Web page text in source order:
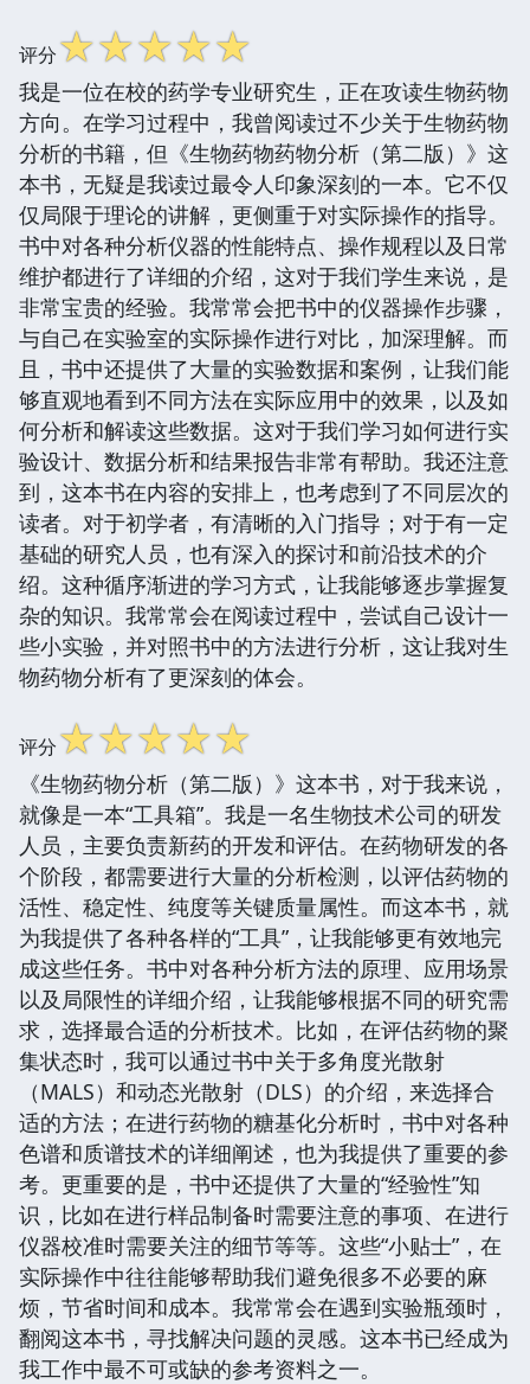
评分☆☆☆☆☆
我是一位在校的药学专业研究生，正在攻读生物药物
方向。在学习过程中，我曾阅读过不少关于生物药物
分析的书籍，但《生物药物药物分析（第二版）》这
本书，无疑是我读过最令人印象深刻的一本。它不仅
仅局限于理论的讲解，更侧重于对实际操作的指导。
书中对各种分析仪器的性能特点、操作规程以及日常
维护都进行了详细的介绍，这对于我们学生来说，是
非常宝贵的经验。我常常会把书中的仪器操作步骤，
与自己在实验室的实际操作进行对比，加深理解。而
且，书中还提供了大量的实验数据和案例，让我们能
够直观地看到不同方法在实际应用中的效果，以及如
何分析和解读这些数据。这对于我们学习如何进行实
验设计、数据分析和结果报告非常有帮助。我还注意
到，这本书在内容的安排上，也考虑到了不同层次的
读者。对于初学者，有清晰的入门指导；对于有一定
基础的研究人员，也有深入的探讨和前沿技术的介
绍。这种循序渐进的学习方式，让我能够逐步掌握复
杂的知识。我常常会在阅读过程中，尝试自己设计一
些小实验，并对照书中的方法进行分析，这让我对生
物药物分析有了更深刻的体会。
评分☆☆☆☆☆
《生物药物分析（第二版）》这本书，对于我来说，
就像是一本“工具箱”。我是一名生物技术公司的研发
人员，主要负责新药的开发和评估。在药物研发的各
个阶段，都需要进行大量的分析检测，以评估药物的
活性、稳定性、纯度等关键质量属性。而这本书，就
为我提供了各种各样的“工具”，让我能够更有效地完
成这些任务。书中对各种分析方法的原理、应用场景
以及局限性的详细介绍，让我能够根据不同的研究需
求，选择最合适的分析技术。比如，在评估药物的聚
集状态时，我可以通过书中关于多角度光散射
（MALS）和动态光散射（DLS）的介绍，来选择合
适的方法；在进行药物的糖基化分析时，书中对各种
色谱和质谱技术的详细阐述，也为我提供了重要的参
考。更重要的是，书中还提供了大量的“经验性”知
识，比如在进行样品制备时需要注意的事项、在进行
仪器校准时需要关注的细节等等。这些“小贴士”，在
实际操作中往往能够帮助我们避免很多不必要的麻
烦，节省时间和成本。我常常会在遇到实验瓶颈时，
翻阅这本书，寻找解决问题的灵感。这本书已经成为
我工作中最不可或缺的参考资料之一。